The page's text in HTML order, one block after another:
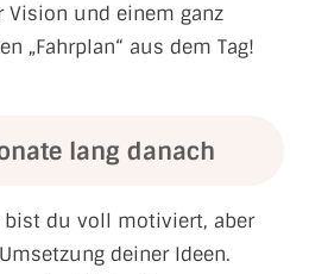
und einem ganz
„Fahrplan“ aus dem Tag!
lang danach
bist du voll motiviert, aber
deiner Ideen.